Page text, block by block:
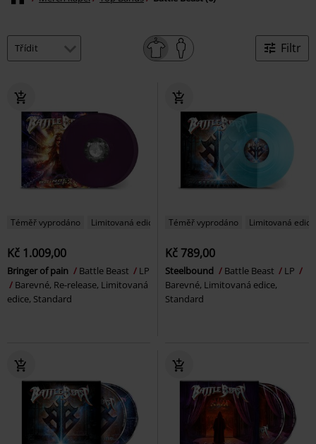
Filtr
Téměř vyprodáno Limitovaná edice
Kč 1.009,00
Bringer of pain Battle Beast
LP
Barevné, Re-release, Limitovaná
edice, Standard
Téměř vyprodáno Limitovaná edice
Kč 789,00
Steelbound Battle Beast
LP
Barevné, Limitovaná edice,
Standard